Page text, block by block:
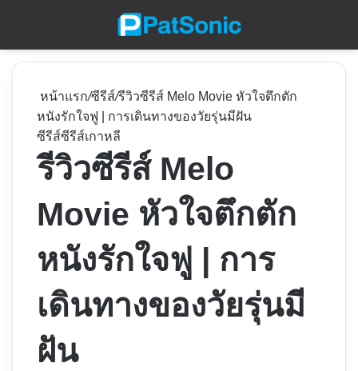
หน้าแรก/ซีรีส์/รีวิวซีรีส์ Melo Movie หัวใจตึกตัก
หนังรักใจฟู | การเดินทางของวัยรุ่นมีฝัน
ซีรีส์ซีรีส์เกาหลี
รีวิวซีรีส์ Melo
Movie หัวใจตึกตัก
หนังรักใจฟู | การ
เดินทางของวัยรุ่นมี
ฝัน